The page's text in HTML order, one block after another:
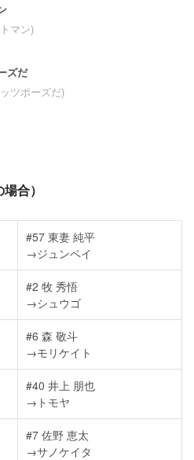
マン)
ズだ
ツポーズだ)
合）
#57 東妻 純平
→ジュンペイ
#2 牧 秀悟
→シュウゴ
#6 森 敬斗
→モリケイト
#40 井上 朋也
→トモヤ
#7 佐野 恵太
→サノケイタ